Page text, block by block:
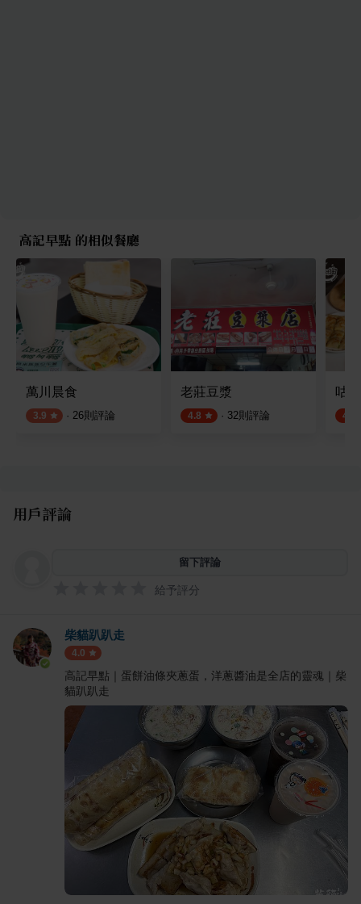
高記早點 的相似餐廳
萬川晨食
3.9 · 26則評論
老莊豆漿
4.8 · 32則評論
咕
4.5
用戶評論
留下評論
給予評分
柴貓趴趴走
4.0
高記早點｜蛋餅油條夾蔥蛋，洋蔥醬油是全店的靈魂｜柴
貓趴趴走